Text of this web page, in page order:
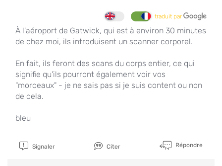
traduit par
À l'aéroport de Gatwick, qui est à environ 30 minutes
de chez moi, ils introduisent un scanner corporel.
En fait, ils feront des scans du corps entier, ce qui
signifie qu'ils pourront également voir vos
"morceaux" - je ne sais pas si je suis content ou non
de cela.
bleu
Signaler Citer Répondre